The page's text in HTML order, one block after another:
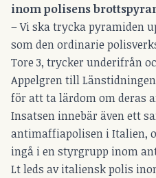
inom polisens
– Vi ska trycka pyramiden
som den ordinarie
Tore 3, trycker underifrån
Appelgren tillLänstidningen
för att ta lärdom om deras
Insatsen innebär även ett
antimaffiapolisen i Italien,
ingå i en styrgrupp inom
Lt leds av italiensk polis